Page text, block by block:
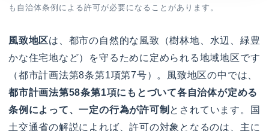
も自治体条例による許可が必要になることがあります。
風致地区は、都市の自然的な風致（樹林地、水辺、緑豊
かな住宅地など）を守るために定められる地域地区です
（都市計画法第8条第1項第7号）。風致地区の中では、
都市計画法第58条第1項にもとづいて各自治体が定める
条例によって、一定の行為が許可制 とされています。国
土交通省の解説によれば、許可の対象となるのは、主に